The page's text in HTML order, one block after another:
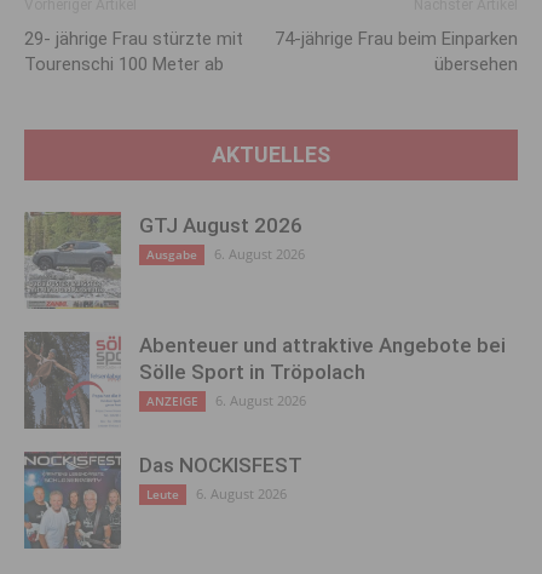
29- jährige Frau stürzte mit
Tourenschi 100 Meter ab
74-jährige Frau beim Einparken
übersehen
AKTUELLES
GTJ August 2026
Ausgabe 6. August 2026
Abenteuer und attraktive Angebote bei
Sölle Sport in Tröpolach
ANZEIGE 6. August 2026
Das NOCKISFEST
Leute 6. August 2026